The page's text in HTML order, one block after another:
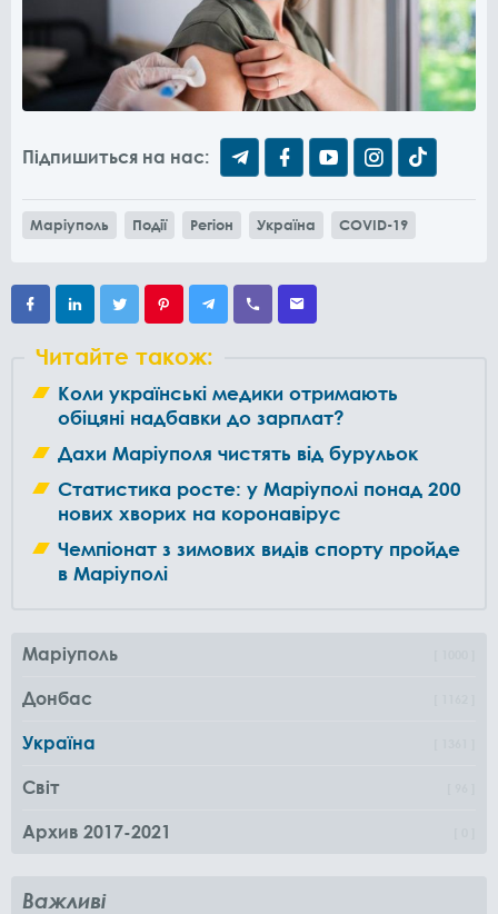
Підпишиться на нас:
Маріуполь Події Регіон Україна COVID-19
Читайте також:
Коли українські медики отримають
обіцяні надбавки до зарплат?
Дахи Маріуполя чистять від бурульок
Статистика росте: у Маріуполі понад 200
нових хворих на коронавірус
Чемпіонат з зимових видів спорту пройде
в Маріуполі
Маріуполь
Донбас
Україна
Світ
Архив 2017-2021
Важливі